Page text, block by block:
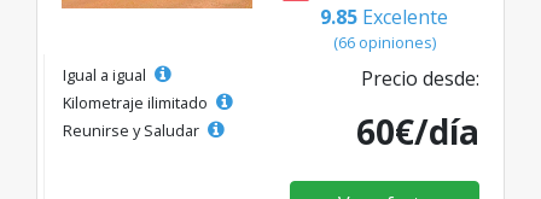
9.85 Excelente
(66 opiniones)
Igual a igual
Kilometraje ilimitado
Reunirse y Saludar
Precio desde:
60€/día